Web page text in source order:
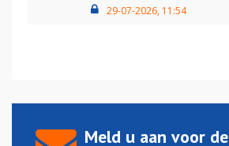
29-07-2026, 11:54
Meld u aan voor de